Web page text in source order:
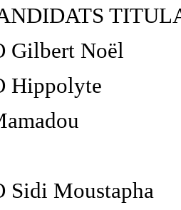
Gilbert Noël
Hippolyte
Sidi Moustapha